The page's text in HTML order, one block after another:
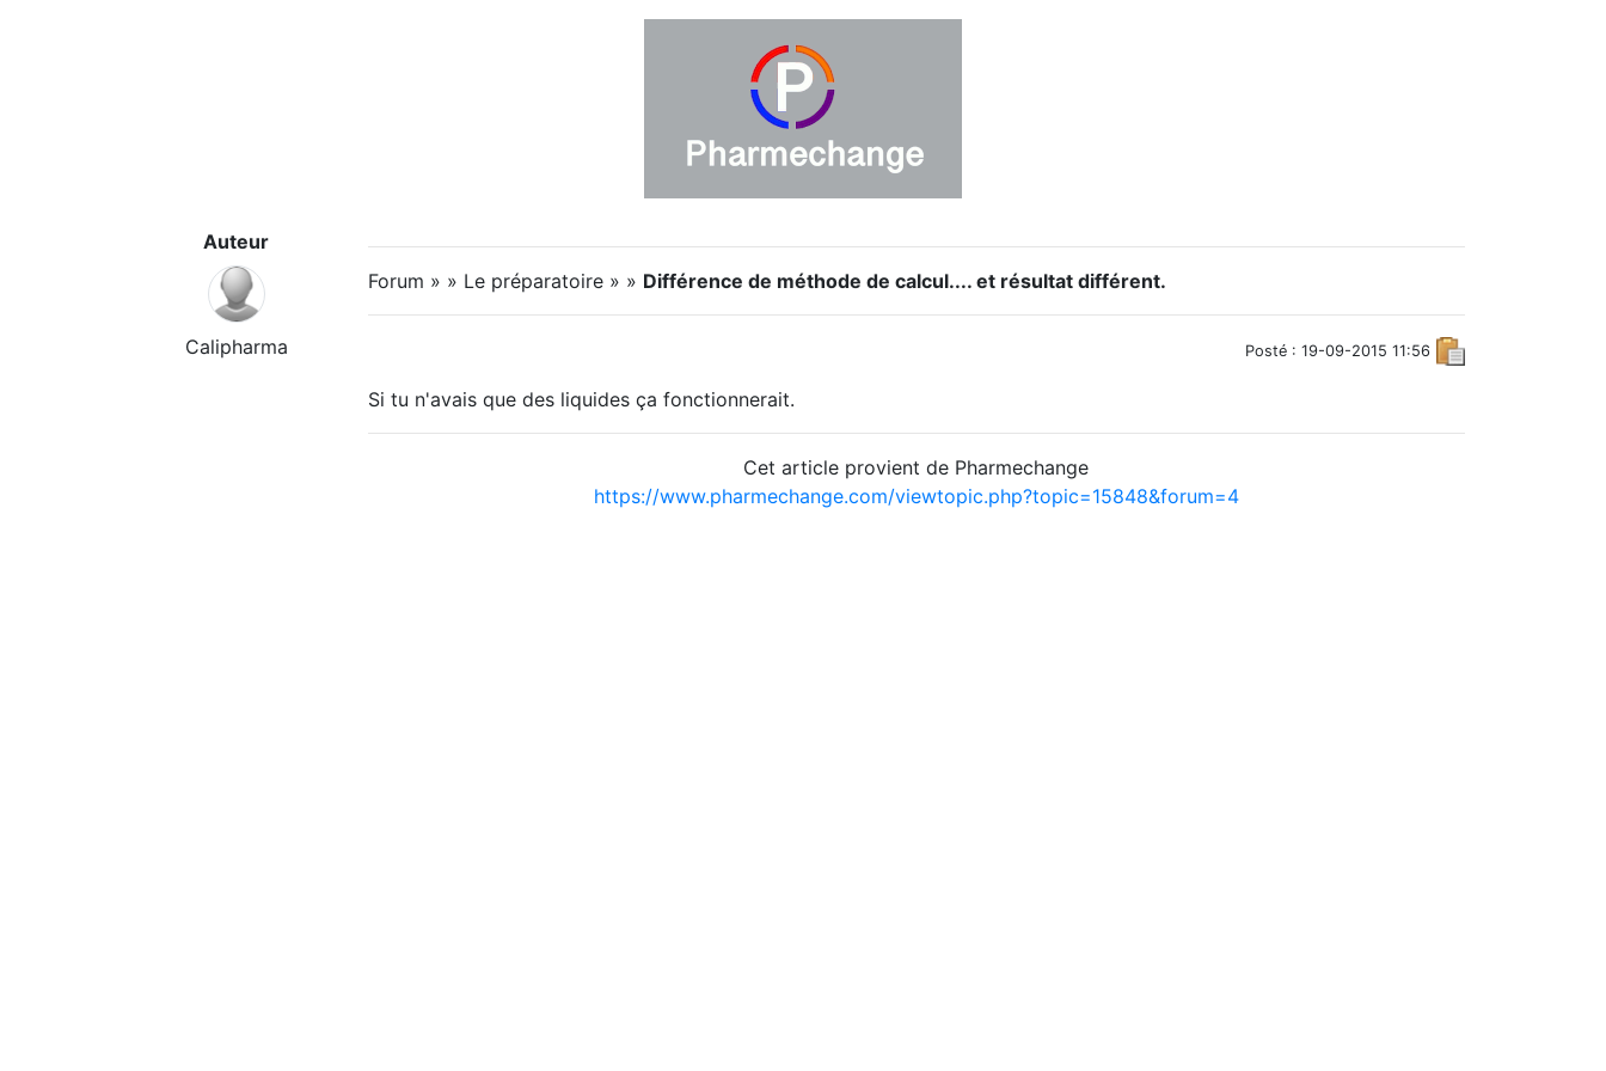
Auteur
Calipharma
Forum » » Le préparatoire » » Différence de méthode de calcul.... et résultat différent.
Posté : 19-09-2015 11:56
Si tu n'avais que des liquides ça fonctionnerait.
Cet article provient de Pharmechange
https://www.pharmechange.com/viewtopic.php?topic=15848&forum=4